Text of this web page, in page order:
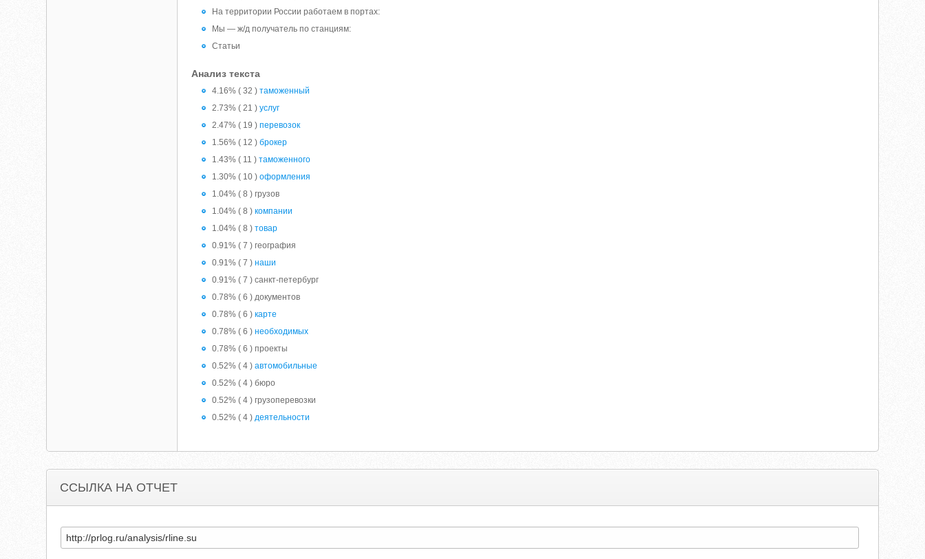
На территории России работаем в портах:
Мы — ж/д получатель по станциям:
Статьи
Анализ текста
4.16% ( 32 )таможенный
2.73% ( 21 )услуг
2.47% ( 19 )перевозок
1.56% ( 12 )брокер
1.43% ( 11 )таможенного
1.30% ( 10 )оформления
1.04% ( 8 ) грузов
1.04% ( 8 )компании
1.04% ( 8 )товар
0.91% ( 7 ) география
0.91% ( 7 )наши
0.91% ( 7 ) санкт-петербург
0.78% ( 6 ) документов
0.78% ( 6 )карте
0.78% ( 6 )необходимых
0.78% ( 6 ) проекты
0.52% ( 4 )автомобильные
0.52% ( 4 ) бюро
0.52% ( 4 ) грузоперевозки
0.52% ( 4 )деятельности
ССЫЛКА НА ОТЧЕТ